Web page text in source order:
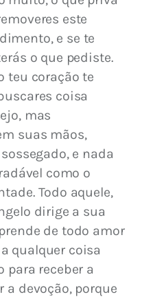
este
e se te
o que pediste.
teu coração te
coisa
mas
suas mãos,
e nada
como o
Todo aquele,
dirige a sua
de todo amor
qualquer coisa
para receber a
a devoção, porque